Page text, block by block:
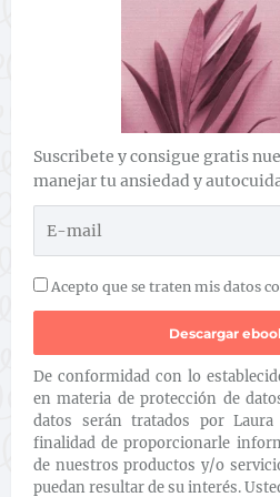
Suscribete y consigue gratis
manejar tu ansiedad y
Acepto que se traten mis datos
De conformidad con lo
en materia de protección de
datos serán tratados por
finalidad de proporcionarle
de nuestros productos y/o
puedan resultar de su interés.